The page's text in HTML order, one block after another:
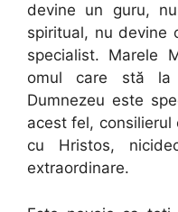
devine un guru,
spiritual, nu devine
specialist. Marele
omul care stă la
Dumnezeu este
acest fel,
cu Hristos,
extraordinare.